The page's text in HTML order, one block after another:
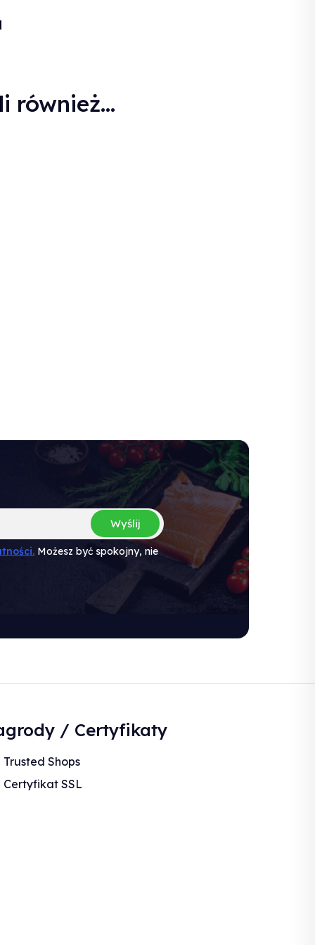
również...
Wyślij
Możesz być spokojny, nie
/ Certyfikaty
Trusted Shops
Certyfikat SSL